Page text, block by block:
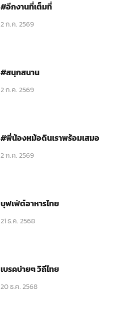
#อีกงานที่เต็มที่
2 ก.ค. 2569
#สนุกสนาน
2 ก.ค. 2569
#พี่น้องหม้อดินเราพร้อมเสมอ
2 ก.ค. 2569
บุฟเฟ่ต์อาหารไทย
21 ธ.ค. 2568
เบรคบ่ายๆ วิถีไทย
20 ธ.ค. 2568